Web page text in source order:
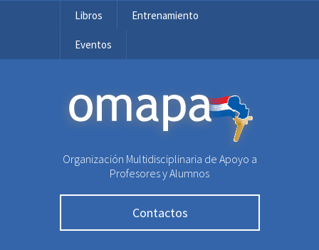
Libros Entrenamiento
Eventos
OMAPA
Organización Multidisciplinaria de Apoyo a
Profesores y Alumnos
Contactos